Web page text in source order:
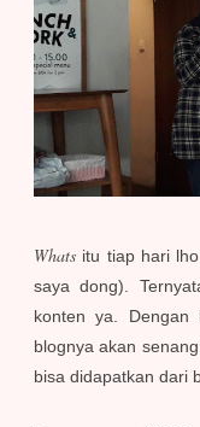
Whats itu tiap hari lho
saya dong).
konten ya. Dengan
blognya akan
bisa didapatkan dari